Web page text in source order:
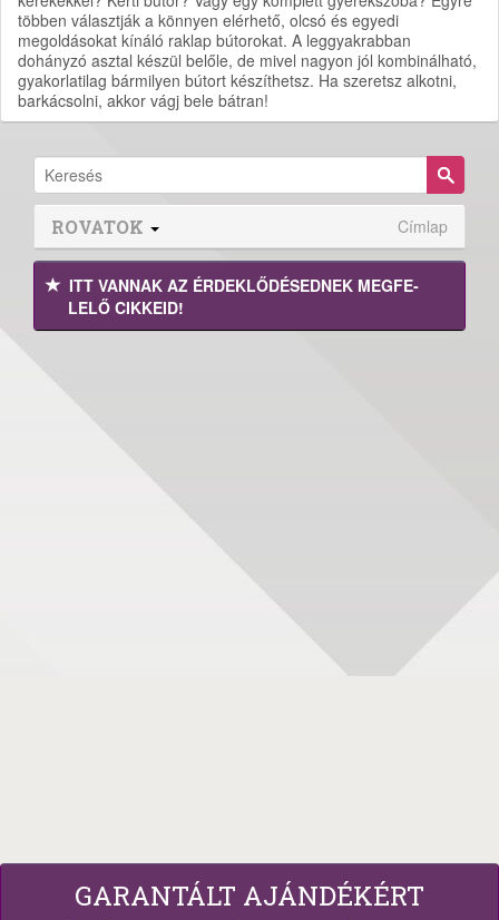
többen választják a könnyen elérhető, olcsó és egyedi
megoldásokat kínáló raklap bútorokat. A leggyakrabban
dohányzó asztal készül belőle, de mivel nagyon jól kombinálható,
gyakorlatilag bármilyen bútort készíthetsz. Ha szeretsz alkotni,
barkácsolni, akkor vágj bele bátran!
ROVATOK Címlap
ITT VANNAK AZ ÉRDEK­LŐDÉ­SEDNEK MEGFE­
LELŐ CIKKEID!
GARANTÁLT AJÁNDÉKÉRT